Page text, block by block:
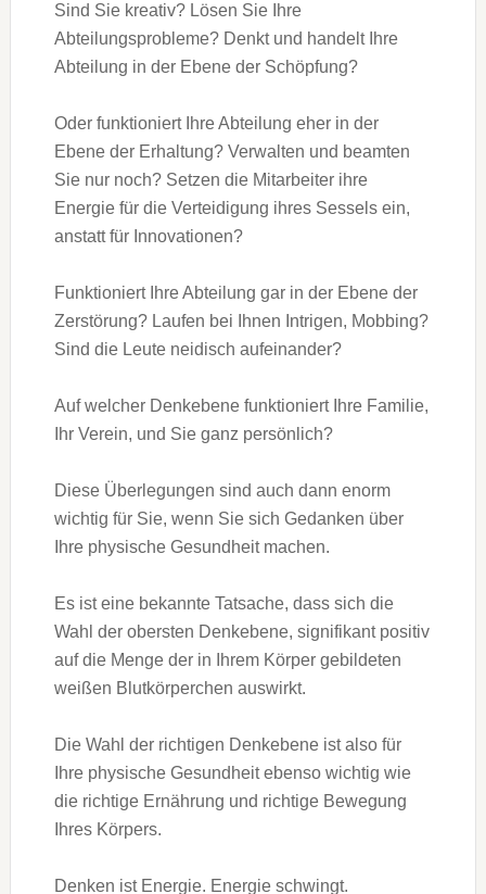
Sind Sie kreativ? Lösen Sie Ihre
Abteilungsprobleme? Denkt und handelt Ihre
Abteilung in der Ebene der Schöpfung?
Oder funktioniert Ihre Abteilung eher in der
Ebene der Erhaltung? Verwalten und beamten
Sie nur noch? Setzen die Mitarbeiter ihre
Energie für die Verteidigung ihres Sessels ein,
anstatt für Innovationen?
Funktioniert Ihre Abteilung gar in der Ebene der
Zerstörung? Laufen bei Ihnen Intrigen, Mobbing?
Sind die Leute neidisch aufeinander?
Auf welcher Denkebene funktioniert Ihre Familie,
Ihr Verein, und Sie ganz persönlich?
Diese Überlegungen sind auch dann enorm
wichtig für Sie, wenn Sie sich Gedanken über
Ihre physische Gesundheit machen.
Es ist eine bekannte Tatsache, dass sich die
Wahl der obersten Denkebene, signifikant positiv
auf die Menge der in Ihrem Körper gebildeten
weißen Blutkörperchen auswirkt.
Die Wahl der richtigen Denkebene ist also für
Ihre physische Gesundheit ebenso wichtig wie
die richtige Ernährung und richtige Bewegung
Ihres Körpers.
Denken ist Energie. Energie schwingt.